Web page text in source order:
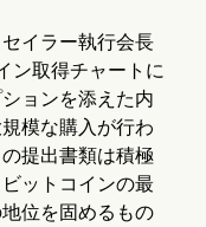
イラー執行会長
ン取得チャートに
ョンを添えた内
模な購入が行わ
提出書類は積極
ットコインの最
位を固めるもの